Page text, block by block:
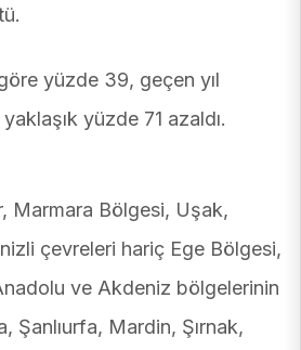
yüzde 39, geçen yıl
yüzde 71 azaldı.
Marmara Bölgesi, Uşak,
çevreleri hariç Ege Bölgesi,
ve Akdeniz bölgelerinin
Şanlıurfa, Mardin, Şırnak,